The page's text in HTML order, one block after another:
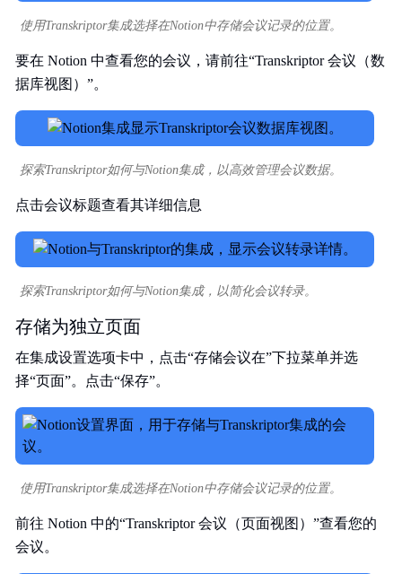
使用Transkriptor集成选择在Notion中存储会议记录的位置。
要在 Notion 中查看您的会议，请前往“Transkriptor 会议（数
据库视图）”。
探索Transkriptor如何与Notion集成，以高效管理会议数据。
点击会议标题查看其详细信息
探索Transkriptor如何与Notion集成，以简化会议转录。
存储为独立页面
在集成设置选项卡中，点击“存储会议在”下拉菜单并选
择“页面”。点击“保存”。
使用Transkriptor集成选择在Notion中存储会议记录的位置。
前往 Notion 中的“Transkriptor 会议（页面视图）”查看您的
会议。